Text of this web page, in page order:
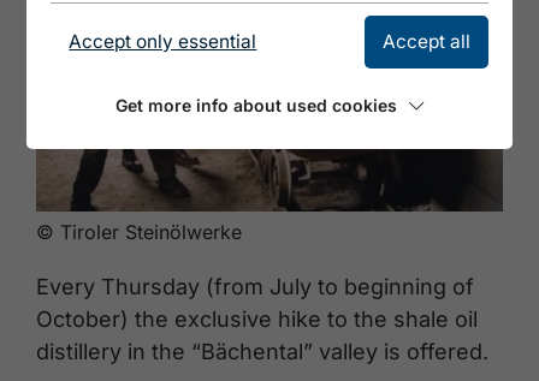
© Tiroler Steinölwerke
Every Thursday (from July to beginning of
October) the exclusive hike to the shale oil
distillery in the “Bächental” valley is offered.
Accept only essential Accept all
Get more info about used cookies